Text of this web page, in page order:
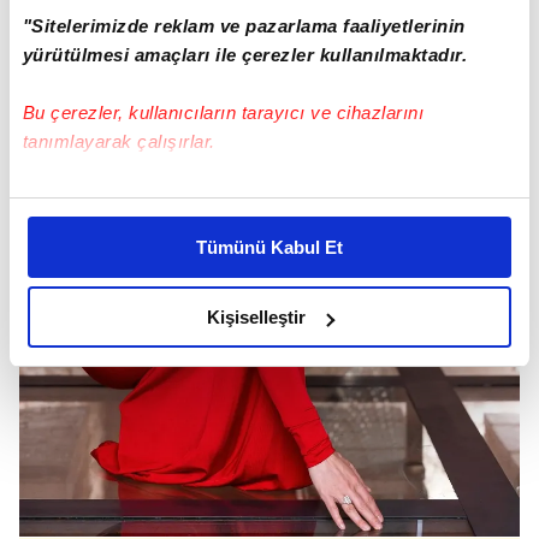
"Sitelerimizde reklam ve pazarlama faaliyetlerinin
yürütülmesi amaçları ile çerezler kullanılmaktadır.
Bu çerezler, kullanıcıların tarayıcı ve cihazlarını
tanımlayarak çalışırlar.
Bu çerezlere izin vermeniz halinde sizlere özel
daha iyi reklam deneyimi yaşatabiliriz. Bunu yaparken
amacımızın size daha iyi bir reklam deneyimi sunmak
olduğunu ve sizlere en iyi içerikleri sunabilmek adına
elimizden gelen çabayı gösterdiğimizi ve bu noktada,
reklamların maliyetlerimizi karşılamak noktasında tek gelir
kalemimiz olduğunu sizlere hatırlatmak isteriz.
Her halükârda, kullanıcılar, bu çerezlere izin vermedikleri
takdirde, kullanıcılara hedefli reklamlar
gösterilmeyecektir."
Tümünü Kabul Et
Kişiselleştir